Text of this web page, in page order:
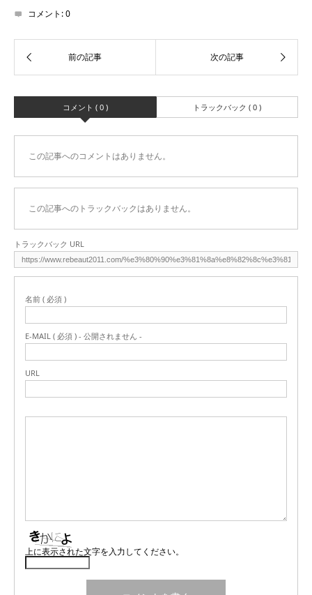
コメント:0
コメント ( 0 ) トラックバック ( 0 )
この記事へのコメントはありません。
この記事へのトラックバックはありません。
トラックバック URL
名前 ( 必須 )
E-MAIL ( 必須 ) - 公開されません -
URL
上に表示された文字を入力してください。